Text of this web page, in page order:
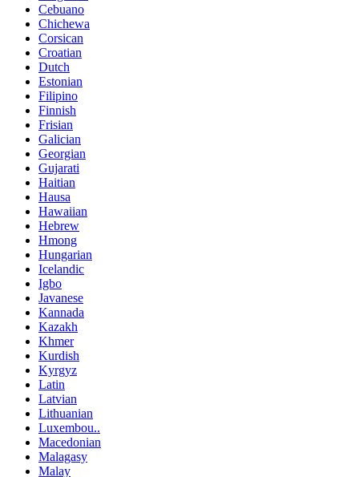
Cebuano
Chichewa
Corsican
Croatian
Dutch
Estonian
Filipino
Finnish
Frisian
Galician
Georgian
Gujarati
Haitian
Hausa
Hawaiian
Hebrew
Hmong
Hungarian
Icelandic
Igbo
Javanese
Kannada
Kazakh
Khmer
Kurdish
Kyrgyz
Latin
Latvian
Lithuanian
Luxembou..
Macedonian
Malagasy
Malay